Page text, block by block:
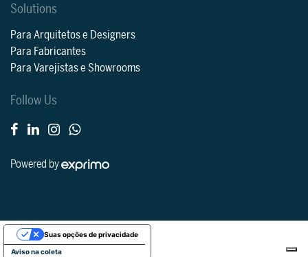
Solutions
Para Arquitetos e Designers
Para Fabricantes
Para Varejistas e Showrooms
Follow Us
Powered by
Aviso na coleta
Suas opções de privacidade